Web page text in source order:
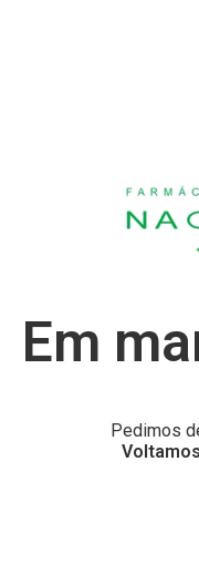
Em
Pedimos